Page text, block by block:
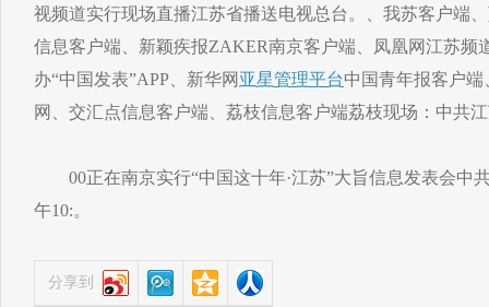
视频道实行现场直播江苏省播送电视总台。、我苏客户端
信息客户端、新颖疾报ZAKER南京客户端、凤凰网江苏频
办“中国发表”APP、新华网 亚星管理平台中国青年报客户
网、交汇点信息客户端、荔枝信息客户端荔枝现场：中共
00正在南京实行“中国这十年·江苏”大旨信息发表会中
午10:。
分享到